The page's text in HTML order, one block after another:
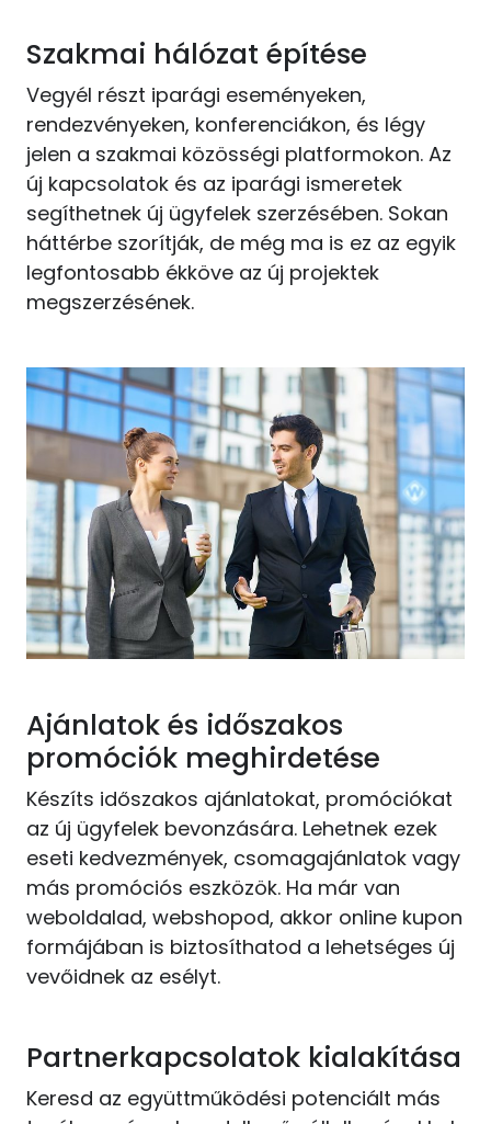
Szakmai hálózat építése
Vegyél részt iparági eseményeken,
rendezvényeken, konferenciákon, és légy
jelen a szakmai közösségi platformokon. Az
új kapcsolatok és az iparági ismeretek
segíthetnek új ügyfelek szerzésében. Sokan
háttérbe szorítják, de még ma is ez az egyik
legfontosabb ékköve az új projektek
megszerzésének.
Ajánlatok és időszakos
promóciók meghirdetése
Készíts időszakos ajánlatokat, promóciókat
az új ügyfelek bevonzására. Lehetnek ezek
eseti kedvezmények, csomagajánlatok vagy
más promóciós eszközök. Ha már van
weboldalad, webshopod, akkor online kupon
formájában is biztosíthatod a lehetséges új
vevőidnek az esélyt.
Partnerkapcsolatok kialakítása
Keresd az együttműködési potenciált más